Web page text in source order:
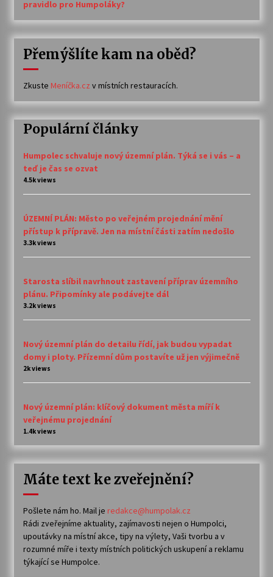
pravidlo pro Humpoláky?
Přemýšlíte kam na oběd?
Zkuste Meníčka.cz v místních restauracích.
Populární články
Humpolec schvaluje nový územní plán. Týká se i vás – a
teď je čas se ozvat
4.5k views
ÚZEMNÍ PLÁN: Město po veřejném projednání mění
přístup k přípravě. Jen na místní části zatím nedošlo
3.3k views
Starosta slíbil navrhnout zastavení příprav územního
plánu. Připomínky ale podávejte dál
3.2k views
Nový územní plán do detailu řídí, jak budou vypadat
domy i ploty. Přízemní dům postavíte už jen výjimečně
2k views
Nový územní plán: klíčový dokument města míří k
veřejnému projednání
1.4k views
Máte text ke zveřejnění?
Pošlete nám ho. Mail je redakce@humpolak.cz
Rádi zveřejníme aktuality, zajímavosti nejen o Humpolci,
upoutávky na místní akce, tipy na výlety, Vaši tvorbu a v
rozumné míře i texty místních politických uskupení a reklamu
týkající se Humpolce.